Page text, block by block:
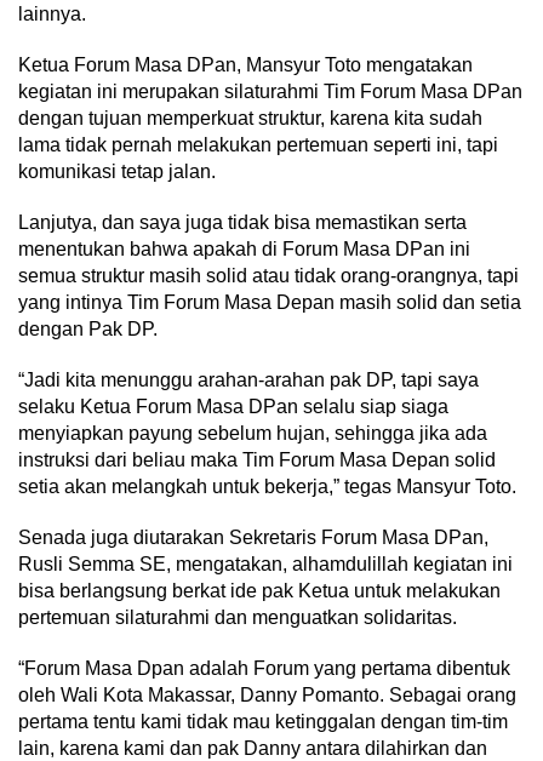
lainnya.
Ketua Forum Masa DPan, Mansyur Toto mengatakan
kegiatan ini merupakan silaturahmi Tim Forum Masa DPan
dengan tujuan memperkuat struktur, karena kita sudah
lama tidak pernah melakukan pertemuan seperti ini, tapi
komunikasi tetap jalan.
Lanjutya, dan saya juga tidak bisa memastikan serta
menentukan bahwa apakah di Forum Masa DPan ini
semua struktur masih solid atau tidak orang-orangnya, tapi
yang intinya Tim Forum Masa Depan masih solid dan setia
dengan Pak DP.
“Jadi kita menunggu arahan-arahan pak DP, tapi saya
selaku Ketua Forum Masa DPan selalu siap siaga
menyiapkan payung sebelum hujan, sehingga jika ada
instruksi dari beliau maka Tim Forum Masa Depan solid
setia akan melangkah untuk bekerja,” tegas Mansyur Toto.
Senada juga diutarakan Sekretaris Forum Masa DPan,
Rusli Semma SE, mengatakan, alhamdulillah kegiatan ini
bisa berlangsung berkat ide pak Ketua untuk melakukan
pertemuan silaturahmi dan menguatkan solidaritas.
“Forum Masa Dpan adalah Forum yang pertama dibentuk
oleh Wali Kota Makassar, Danny Pomanto. Sebagai orang
pertama tentu kami tidak mau ketinggalan dengan tim-tim
lain, karena kami dan pak Danny antara dilahirkan dan